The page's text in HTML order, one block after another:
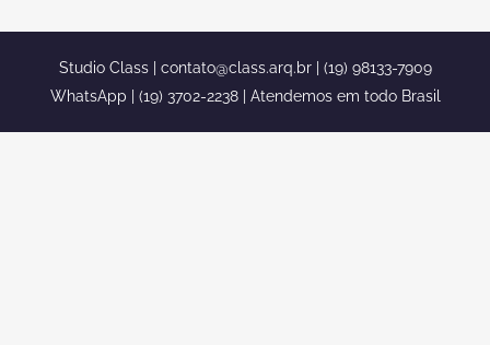
Studio Class | contato@class.arq.br| (19) 98133-7909
WhatsApp | (19) 3702-2238 | Atendemos em todo Brasil